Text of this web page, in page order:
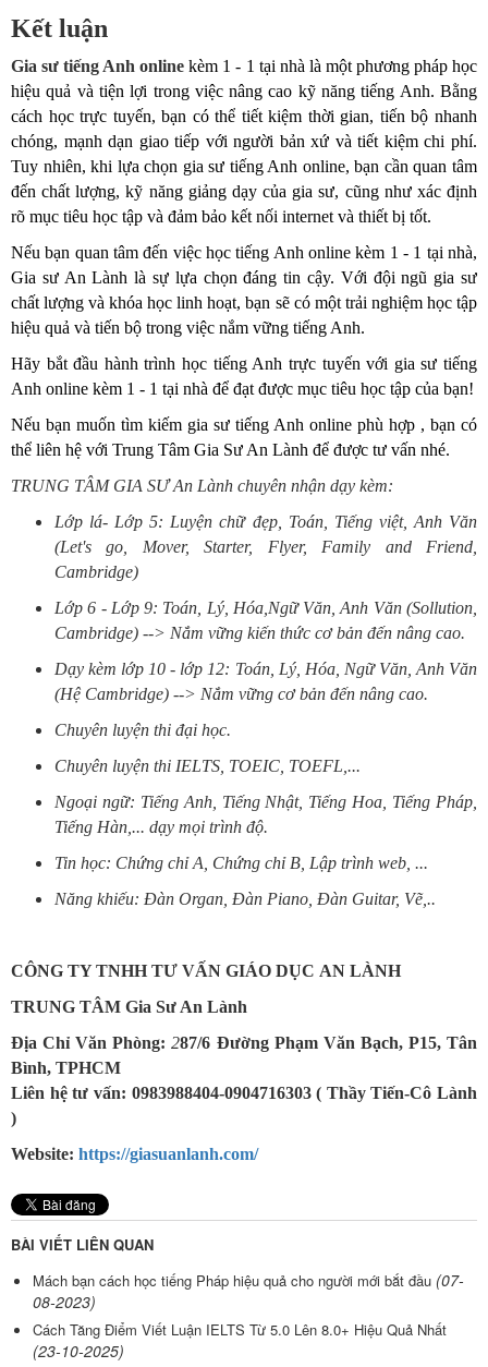
Kết luận
Gia sư tiếng Anh online kèm 1 - 1 tại nhà là một phương pháp học
hiệu quả và tiện lợi trong việc nâng cao kỹ năng tiếng Anh. Bằng
cách học trực tuyến, bạn có thể tiết kiệm thời gian, tiến bộ nhanh
chóng, mạnh dạn giao tiếp với người bản xứ và tiết kiệm chi phí.
Tuy nhiên, khi lựa chọn gia sư tiếng Anh online, bạn cần quan tâm
đến chất lượng, kỹ năng giảng dạy của gia sư, cũng như xác định
rõ mục tiêu học tập và đảm bảo kết nối internet và thiết bị tốt.
Nếu bạn quan tâm đến việc học tiếng Anh online kèm 1 - 1 tại nhà,
Gia sư An Lành là sự lựa chọn đáng tin cậy. Với đội ngũ gia sư
chất lượng và khóa học linh hoạt, bạn sẽ có một trải nghiệm học tập
hiệu quả và tiến bộ trong việc nắm vững tiếng Anh.
Hãy bắt đầu hành trình học tiếng Anh trực tuyến với gia sư tiếng
Anh online kèm 1 - 1 tại nhà để đạt được mục tiêu học tập của bạn!
Nếu bạn muốn tìm kiếm gia sư tiếng Anh online phù hợp , bạn có
thể liên hệ với Trung Tâm Gia Sư An Lành để được tư vấn nhé.
TRUNG TÂM GIA SƯ An Lành chuyên nhận dạy kèm:
Lớp lá- Lớp 5: Luyện chữ đẹp, Toán, Tiếng việt, Anh Văn
(Let's go, Mover, Starter, Flyer, Family and Friend,
Cambridge)
Lớp 6 - Lớp 9: Toán, Lý, Hóa,Ngữ Văn, Anh Văn (Sollution,
Cambridge) --> Nắm vững kiến thức cơ bản đến nâng cao.
Dạy kèm lớp 10 - lớp 12: Toán, Lý, Hóa, Ngữ Văn, Anh Văn
(Hệ Cambridge) --> Nắm vững cơ bản đến nâng cao.
Chuyên luyện thi đại học.
Chuyên luyện thi IELTS, TOEIC, TOEFL,...
Ngoại ngữ: Tiếng Anh, Tiếng Nhật, Tiếng Hoa, Tiếng Pháp,
Tiếng Hàn,... dạy mọi trình độ.
Tin học: Chứng chỉ A, Chứng chỉ B, Lập trình web, ...
Năng khiếu: Đàn Organ, Đàn Piano, Đàn Guitar, Vẽ,..
CÔNG TY TNHH TƯ VẤN GIÁO DỤC AN LÀNH
TRUNG TÂM Gia Sư An Lành
Địa Chỉ Văn Phòng:287/6 Đường Phạm Văn Bạch, P15, Tân
Bình, TPHCM
Liên hệ tư vấn: 0983988404-0904716303 ( Thầy Tiến-Cô Lành
)
Website: https://giasuanlanh.com/
BÀI VIẾT LIÊN QUAN
Mách bạn cách học tiếng Pháp hiệu quả cho người mới bắt đầu (07-
08-2023)
Cách Tăng Điểm Viết Luận IELTS Từ 5.0 Lên 8.0+ Hiệu Quả Nhất
(23-10-2025)